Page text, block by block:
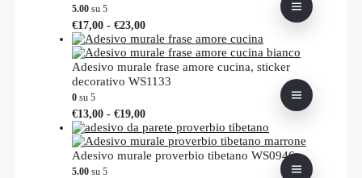
nella
pagina
del
prodotto
5.00 su 5
€17,00 - €23,00Fascia
di
prezzo:
da
€17,00
a
Questo
prodotto
ha
più
varianti.
possono
essere
scelte
nella
Adesivo murale frase amore cucina, sticker
decorativo WS1133
0 su 5
€13,00 - €19,00Fascia
di
prezzo:
da
€13,00
Questo
prodotto
ha
più
Adesivo murale proverbio tibetano WS0946
5.00 su 5